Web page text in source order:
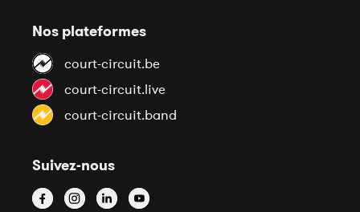
Nos plateformes
court-circuit.be
court-circuit.live
court-circuit.band
Suivez-nous